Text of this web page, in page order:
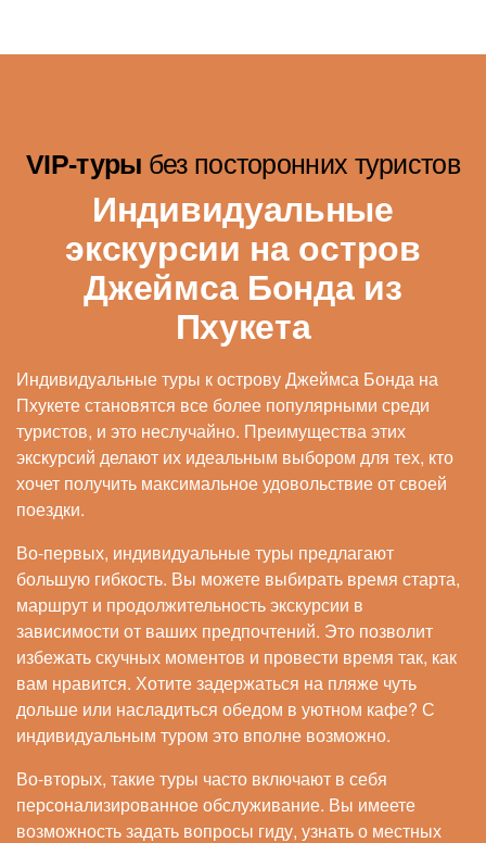
VIP-туры без посторонних туристов
Индивидуальные
экскурсии на остров
Джеймса Бонда из
Пхукета
Индивидуальные туры к острову Джеймса Бонда на
Пхукете становятся все более популярными среди
туристов, и это неслучайно. Преимущества этих
экскурсий делают их идеальным выбором для тех, кто
хочет получить максимальное удовольствие от своей
поездки.
Во-первых, индивидуальные туры предлагают
большую гибкость. Вы можете выбирать время старта,
маршрут и продолжительность экскурсии в
зависимости от ваших предпочтений. Это позволит
избежать скучных моментов и провести время так, как
вам нравится. Хотите задержаться на пляже чуть
дольше или насладиться обедом в уютном кафе? С
индивидуальным туром это вполне возможно.
Во-вторых, такие туры часто включают в себя
персонализированное обслуживание. Вы имеете
возможность задать вопросы гиду, узнать о местных